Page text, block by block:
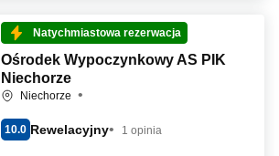
Natychmiastowa rezerwacja
Ośrodek Wypoczynkowy AS PIK
Niechorze
Niechorze
10.0 Rewelacyjny 1 opinia